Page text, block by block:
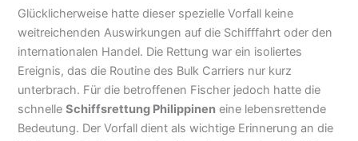
Glücklicherweise hatte dieser spezielle Vorfall keine
weitreichenden Auswirkungen auf die Schifffahrt oder den
internationalen Handel. Die Rettung war ein isoliertes
Ereignis, das die Routine des Bulk Carriers nur kurz
unterbrach. Für die betroffenen Fischer jedoch hatte die
schnelleSchiffsrettung Philippinen eine lebensrettende
Bedeutung. Der Vorfall dient als wichtige Erinnerung an die